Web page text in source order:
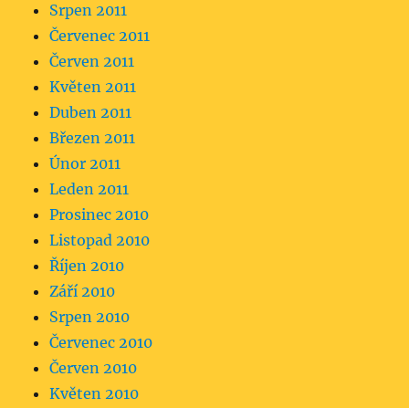
Srpen 2011
Červenec 2011
Červen 2011
Květen 2011
Duben 2011
Březen 2011
Únor 2011
Leden 2011
Prosinec 2010
Listopad 2010
Říjen 2010
Září 2010
Srpen 2010
Červenec 2010
Červen 2010
Květen 2010